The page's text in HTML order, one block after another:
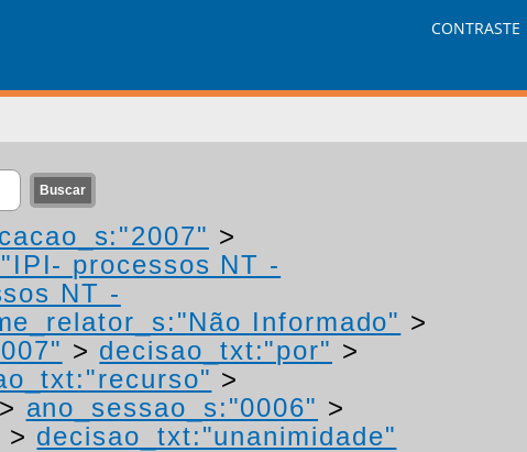
CONTRASTE
>
processos NT -
NT -
Informado" >
> decisao_txt:"por" >
>
> ano_sessao_s:"0006" >
> decisao_txt:"unanimidade"